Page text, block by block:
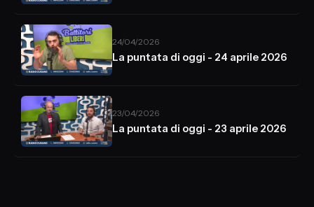
24/04/2026
La puntata di oggi - 24 aprile 2026
23/04/2026
La puntata di oggi - 23 aprile 2026